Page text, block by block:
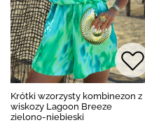
Krótki wzorzysty kombinezon z
wiskozy Lagoon Breeze
zielono-niebieski